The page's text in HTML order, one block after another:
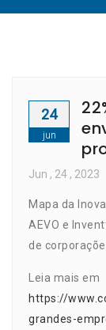
24
jun
Jun , 24 , 2023
Mapa da
AEVO e
de
Leia mais em
https://
grandes-